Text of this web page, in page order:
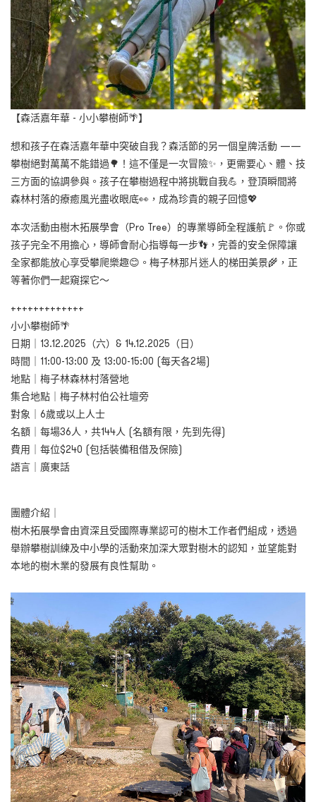
【森活嘉年華 - 小小攀樹師🌴】
想和孩子在森活嘉年華中突破自我？森活節的另一個皇牌活動 ——
攀樹絕對萬萬不能錯過🌳！這不僅是一次冒險✨，更需要心、體、技
三方面的協調參與。孩子在攀樹過程中將挑戰自我💪，登頂瞬間將
森林村落的療癒風光盡收眼底👀，成為珍貴的親子回憶💖
本次活動由樹木拓展學會（Pro Tree）的專業導師全程護航🚩。你或
孩子完全不用擔心，導師會耐心指導每一步👣，完善的安全保障讓
全家都能放心享受攀爬樂趣😊。梅子林那片迷人的梯田美景🌾，正
等著你們一起窺探它～
+++++++++++++
小小攀樹師🌴
日期｜13.12.2025（六）& 14.12.2025（日）
時間｜11:00-13:00 及 13:00-15:00 (每天各2場)
地點｜梅子林森林村落營地
集合地點｜梅子林村伯公社壇旁
對象｜ 6歲或以上人士
名額｜每場36人，共144人 (名額有限，先到先得)
費用｜每位$240 (包括裝備租借及保險)
語言｜廣東話
團體介紹｜
樹木拓展學會由資深且受國際專業認可的樹木工作者們組成，透過
舉辦攀樹訓練及中小學的活動來加深大眾對樹木的認知，並望能對
本地的樹木業的發展有良性幫助。